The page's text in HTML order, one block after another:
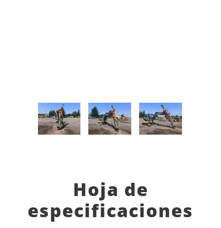
Hoja de
especificaciones